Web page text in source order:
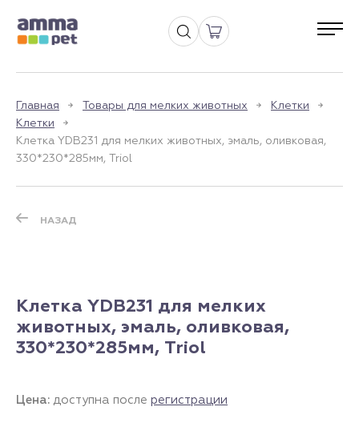
Главная Товары для мелких животных
Клетки
Клетки
Клетка YDB231 для мелких животных, эмаль, оливковая,
330*230*285мм, Triol
НАЗАД
Клетка YDB231 для мелких
животных, эмаль, оливковая,
330*230*285мм, Triol
Цена: доступна после регистрации